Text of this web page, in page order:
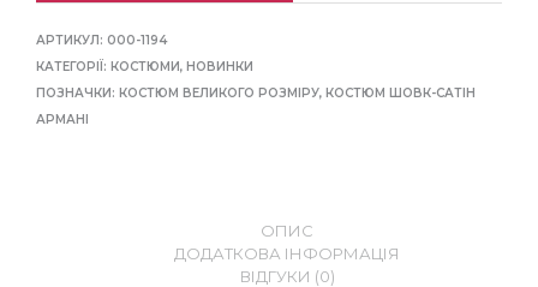
АРТИКУЛ: 000-1194
КАТЕГОРІЇ: КОСТЮМИ, НОВИНКИ
ПОЗНАЧКИ: КОСТЮМ ВЕЛИКОГО РОЗМІРУ, КОСТЮМ ШОВК-САТІН
АРМАНІ
ОПИС
ДОДАТКОВА ІНФОРМАЦІЯ
ВІДГУКИ (0)